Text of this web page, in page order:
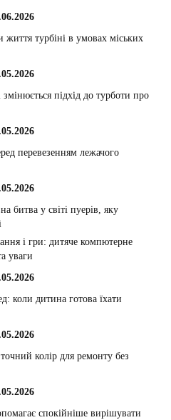
турбіні в умовах міських
підхід до турботи про
перевезенням лежачого
у світі пуерів, яку
і гри: дитяче компютерне
уваги
коли дитина готова їхати
колір для ремонту без
спокійніше вирішувати